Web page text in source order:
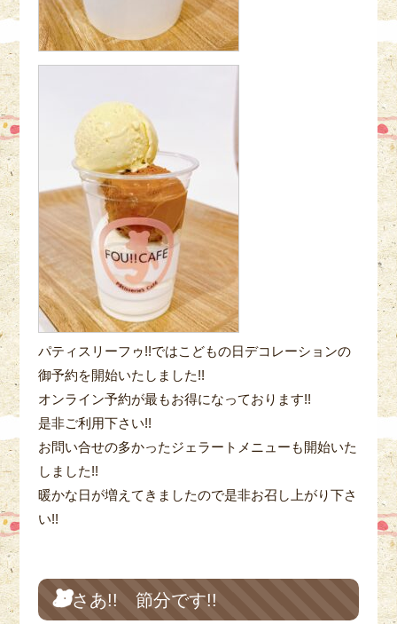
パティスリーフゥ!!ではこどもの日デコレーションの
御予約を開始いたしました!!
オンライン予約が最もお得になっております!!
是非ご利用下さい!!
お問い合せの多かったジェラートメニューも開始いた
しました!!
暖かな日が増えてきましたので是非お召し上がり下さ
い!!
さあ!! 節分です!!